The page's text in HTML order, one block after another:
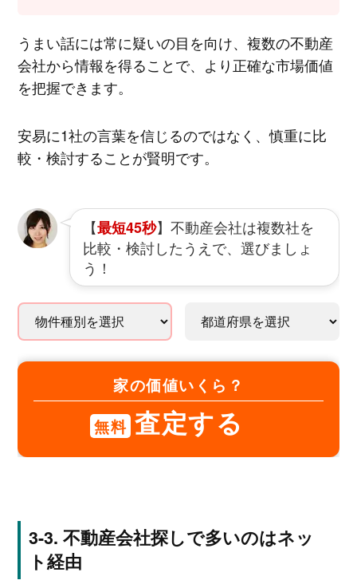
うまい話には常に疑いの目を向け、複数の不動産
会社から情報を得ることで、より正確な市場価値
を把握できます。
安易に1社の言葉を信じるのではなく、慎重に比
較・検討することが賢明です。
【最短45秒】不動産会社は複数社を
比較・検討したうえで、選びましょ
う！
家の価値いくら？
無料 査定する
不動産会社探しで多いのはネッ
ト経由